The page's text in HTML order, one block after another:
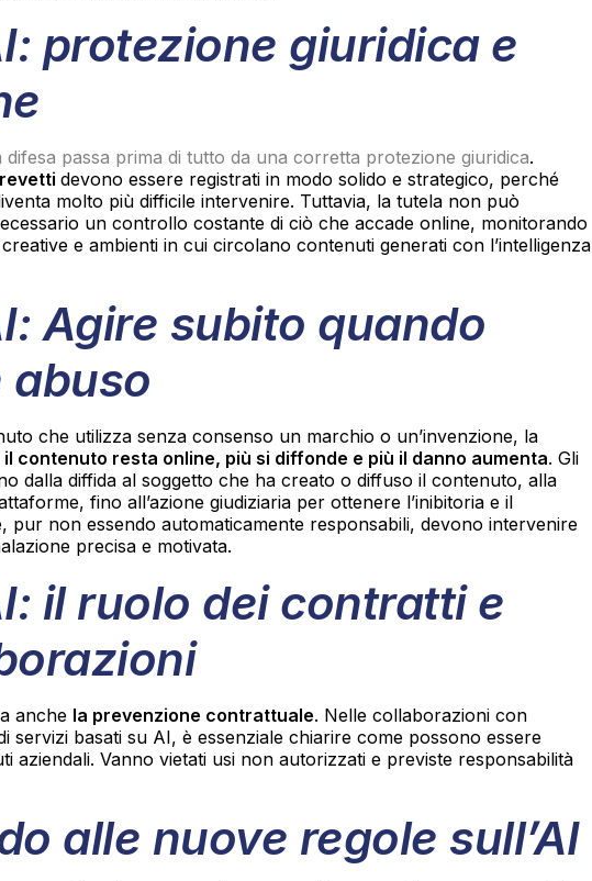
protezione giuridica e
difesa passa prima di tutto da una corretta protezione giuridica.
devono essere registrati in modo solido e strategico, perché
molto più difficile intervenire. Tuttavia, la tutela non può
un controllo costante di ciò che accade online, monitorando
e ambienti in cui circolano contenuti generati con l’intelligenza
Agire subito quando
abuso
che utilizza senza consenso un marchio o un’invenzione, la
il contenuto resta online, più si diffonde e più il danno aumenta. Gli
dalla diffida al soggetto che ha creato o diffuso il contenuto, alla
fino all’azione giudiziaria per ottenere l’inibitoria e il
pur non essendo automaticamente responsabili, devono intervenire
precisa e motivata.
il ruolo dei contratti e
anche la prevenzione contrattuale. Nelle collaborazioni con
servizi basati su AI, è essenziale chiarire come possono essere
aziendali. Vanno vietati usi non autorizzati e previste responsabilità
alle nuove regole sull’AI